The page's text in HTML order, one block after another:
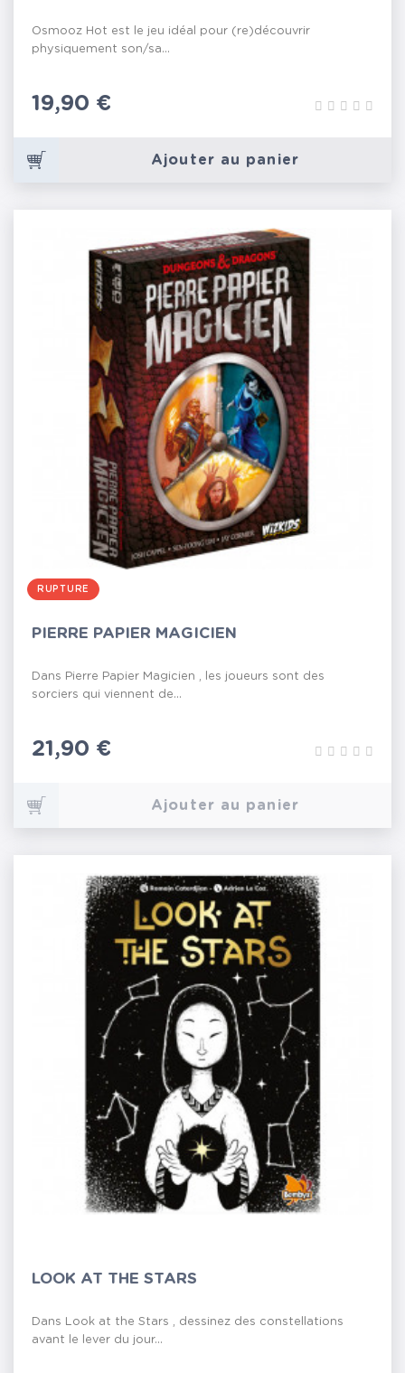
Osmooz Hot est le jeu idéal pour (re)découvrir
physiquement son/sa...
Prix
19,90 €
Ajouter au panier
RUPTURE
PIERRE PAPIER MAGICIEN
Dans Pierre Papier Magicien , les joueurs sont des
sorciers qui viennent de...
Prix
21,90 €
Ajouter au panier
LOOK AT THE STARS
Dans Look at the Stars , dessinez des constellations
avant le lever du jour...